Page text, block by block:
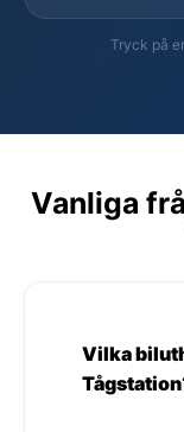
Tryck på
Vanliga
Vilka